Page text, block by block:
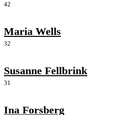
42
Maria Wells
32
Susanne Fellbrink
31
Ina Forsberg